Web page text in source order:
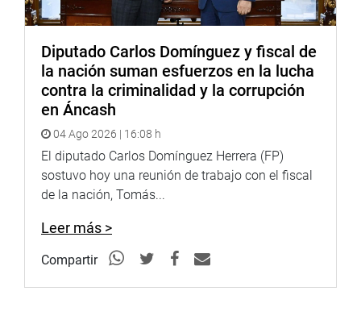
Diputado Carlos Domínguez y fiscal de
la nación suman esfuerzos en la lucha
contra la criminalidad y la corrupción
en Áncash
04 Ago 2026 | 16:08 h
El diputado Carlos Domínguez Herrera (FP)
sostuvo hoy una reunión de trabajo con el fiscal
de la nación, Tomás...
Leer más >
Compartir